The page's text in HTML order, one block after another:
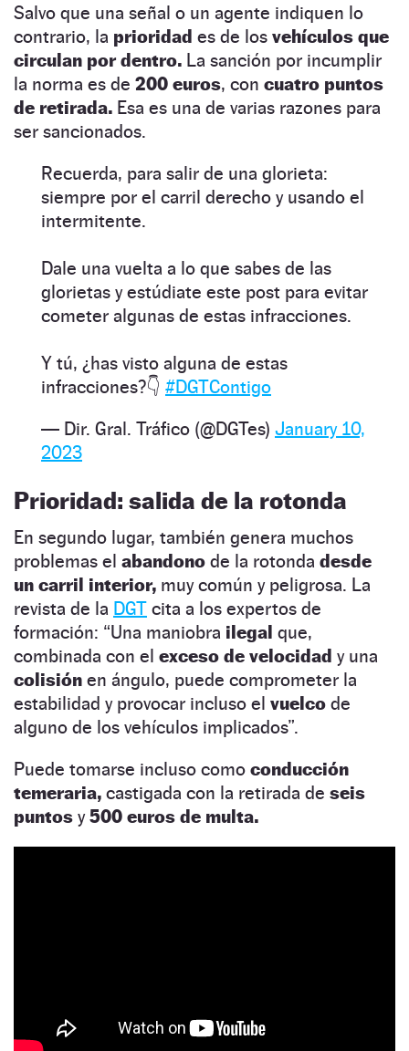
Salvo que una señal o un agente indiquen lo
contrario, la prioridad es de los vehículos que
circulan por dentro. La sanción por incumplir
la norma es de 200 euros, con cuatro puntos
de retirada. Esa es una de varias razones para
ser sancionados.
Recuerda, para salir de una glorieta:
siempre por el carril derecho y usando el
intermitente.​
Dale una vuelta a lo que sabes de las
glorietas y estúdiate este post para evitar
cometer algunas de estas infracciones.
Y tú, ¿has visto alguna de estas
infracciones?👇 #DGTContigo
— Dir. Gral. Tráfico (@DGTes) January 10,
2023
Prioridad: salida de la rotonda
En segundo lugar, también genera muchos
problemas el abandono de la rotonda desde
un carril interior, muy común y peligrosa. La
revista de la DGT cita a los expertos de
formación: “Una maniobra ilegal que,
combinada con el exceso de velocidad y una
colisión en ángulo, puede comprometer la
estabilidad y provocar incluso el vuelco de
alguno de los vehículos implicados”.
Puede tomarse incluso como conducción
temeraria, castigada con la retirada de seis
puntos y500 euros de multa.